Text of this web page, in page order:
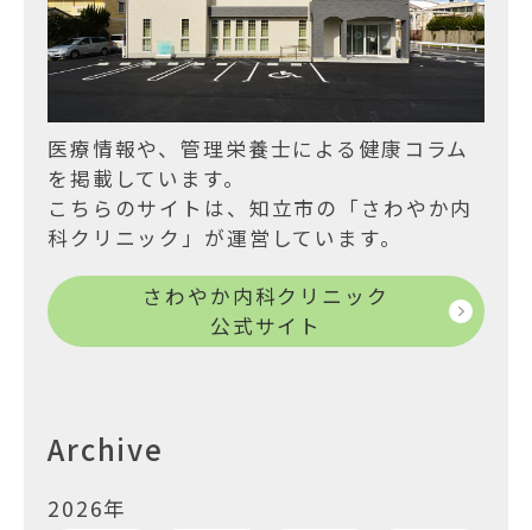
医療情報や、管理栄養士による健康コラム
を掲載しています。
こちらのサイトは、知立市の「さわやか内
科クリニック」が運営しています。
さわやか内科クリニック
公式サイト
Archive
2026年